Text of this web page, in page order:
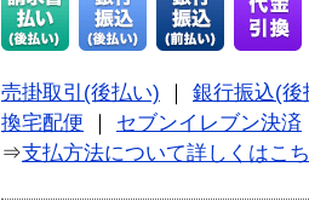
売掛取引(後払い)
銀行振込(後
換宅配便
セブンイレブン決済
⇒支払方法について詳しくはこ